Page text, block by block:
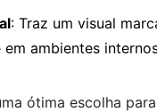
: Traz um visual
em ambientes
ótima escolha